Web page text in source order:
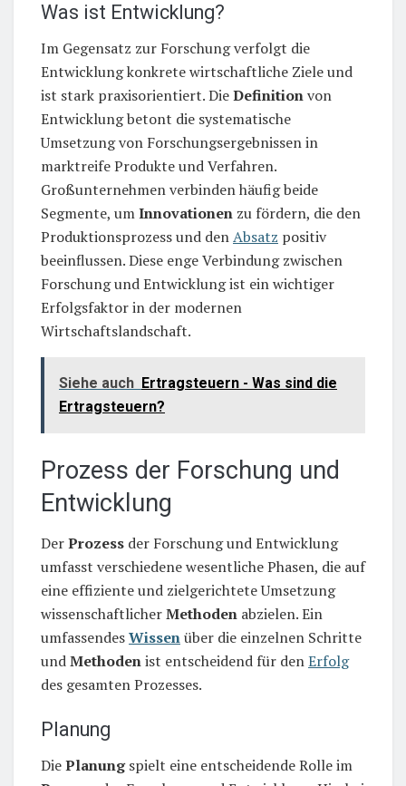
Was ist Entwicklung?
Im Gegensatz zur Forschung verfolgt die
Entwicklung konkrete wirtschaftliche Ziele und
ist stark praxisorientiert. DieDefinitionvon
Entwicklung betont die systematische
Umsetzung von Forschungsergebnissen in
marktreife Produkte und Verfahren.
Großunternehmen verbinden häufig beide
Segmente, umInnovationen zu fördern, die den
Produktionsprozess und denAbsatz positiv
beeinflussen. Diese enge Verbindung zwischen
Forschung und Entwicklung ist ein wichtiger
Erfolgsfaktor in der modernen
Wirtschaftslandschaft.
Siehe auch Ertragsteuern - Was sind die
Ertragsteuern?
Prozess der Forschung und
Entwicklung
DerProzess der Forschung und Entwicklung
umfasst verschiedene wesentliche Phasen, die auf
eine effiziente und zielgerichtete Umsetzung
wissenschaftlicherMethoden abzielen. Ein
umfassendesWissenüber die einzelnen Schritte
undMethodenist entscheidend für denErfolg
des gesamten Prozesses.
Planung
DiePlanungspielt eine entscheidende Rolle im